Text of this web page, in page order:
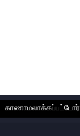
காணாமலாக்கப்பட்டோர்